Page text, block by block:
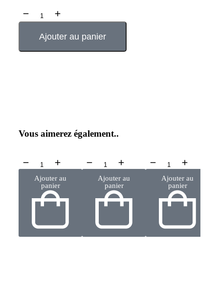
Ajouter au panier
Vous aimerez également..
Ajouter au
panier
Ajouter au
panier
Ajouter au
panier